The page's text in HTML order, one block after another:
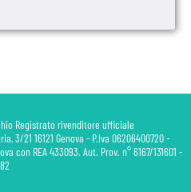
Registrato rivenditore ufficiale
3/21 16121 Genova - P.Iva 06206400720 -
con REA 433093. Aut. Prov. n° 6167/131601 -